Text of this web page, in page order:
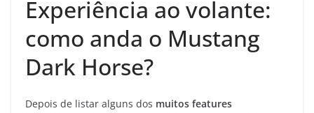
Experiência ao volante:
como anda o Mustang
Dark Horse?
Depois de listar alguns dos muitos features